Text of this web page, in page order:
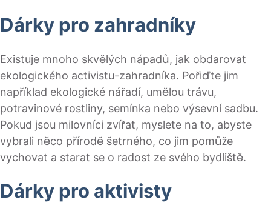
Dárky pro zahradníky
Existuje mnoho skvělých nápadů, jak obdarovat
ekologického activistu-zahradníka. Pořiďte jim
například ekologické nářadí, umělou trávu,
potravinové rostliny, semínka nebo výsevní sadbu.
Pokud jsou milovníci zvířat, myslete na to, abyste
vybrali něco přírodě šetrného, co jim pomůže
vychovat a starat se o radost ze svého bydliště.
Dárky pro aktivisty